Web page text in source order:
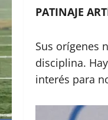
PATINAJE
Sus orígenes
disciplina.
interés para